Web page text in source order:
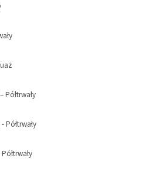
Półtrwały
Półtrwały